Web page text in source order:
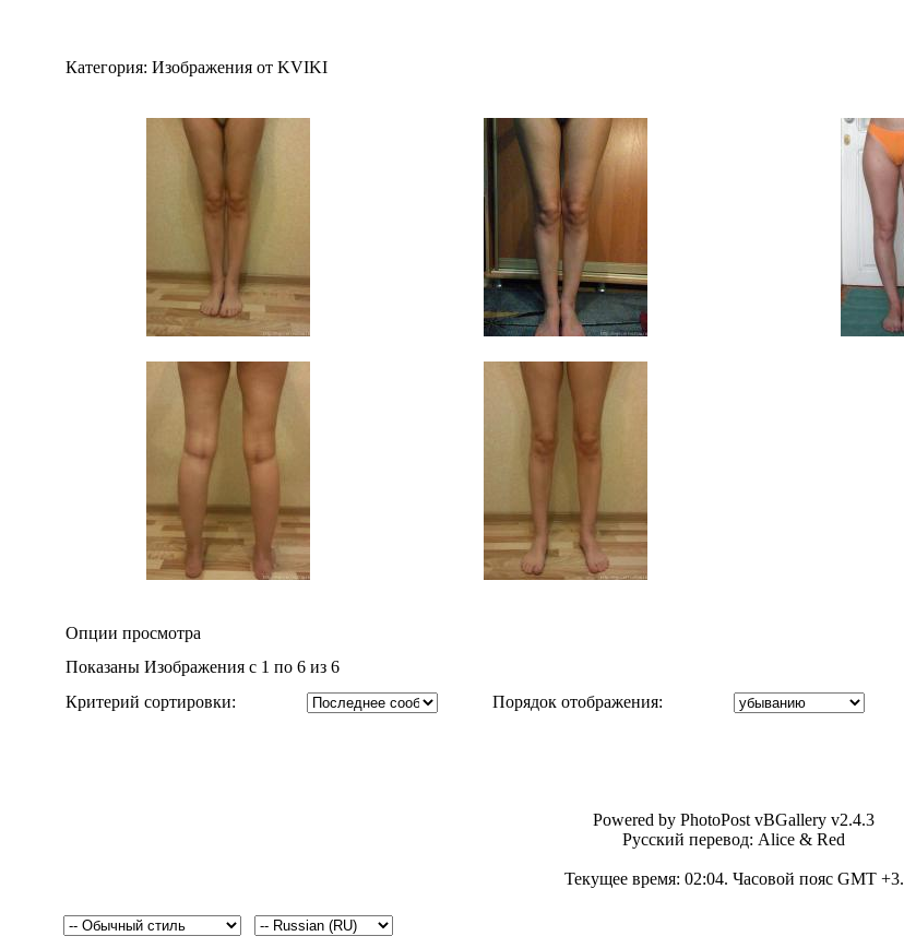
Категория: Изображения от KVIKI
Опции просмотра
Показаны Изображения с 1 по 6 из 6
Критерий сортировки:
Порядок отображения:
Powered by PhotoPost vBGallery v2.4.3
Русский перевод: Alice & Red
Текущее время: 02:04. Часовой пояс GMT +3.